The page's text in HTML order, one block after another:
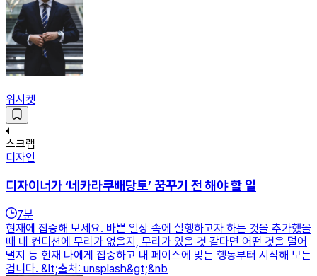
위시켓
스크랩
디자인
디자이너가 ‘네카라쿠배당토’ 꿈꾸기 전 해야 할 일
7분
현재에 집중해 보세요. 바쁜 일상 속에 실행하고자 하는 것을 추가했을
때 내 컨디션에 무리가 없을지, 무리가 있을 것 같다면 어떤 것을 덜어
낼지 등 현재 나에게 집중하고 내 페이스에 맞는 행동부터 시작해 보는
겁니다. &lt;출처: unsplash&gt;&nb